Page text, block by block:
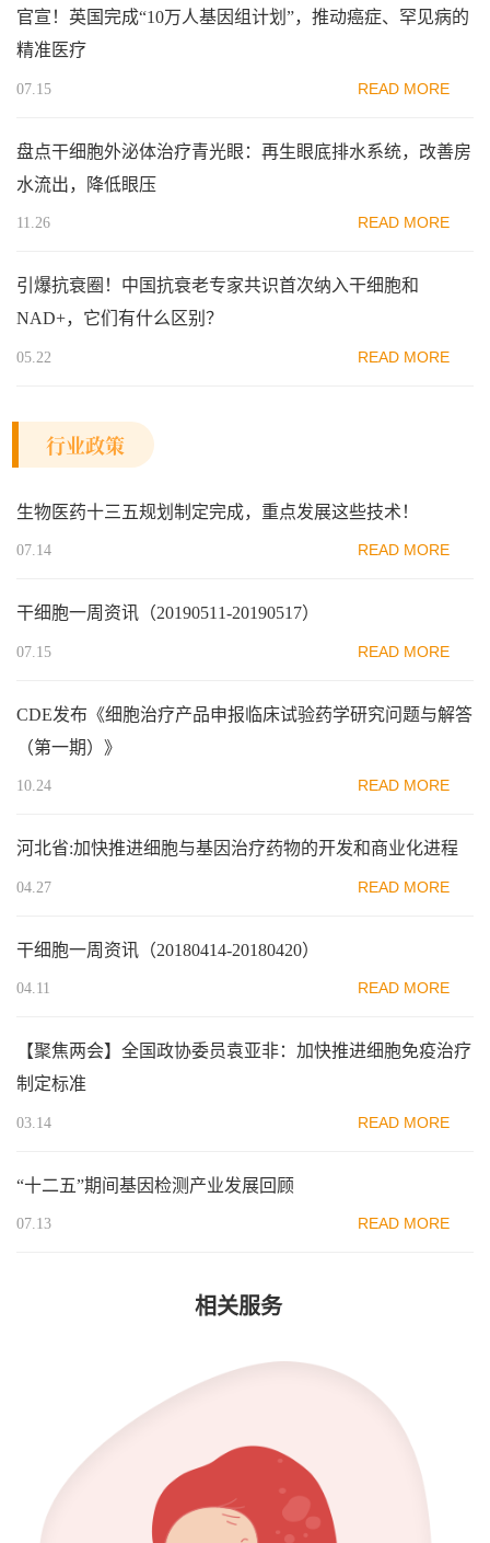
官宣！英国完成“10万人基因组计划”，推动癌症、罕见病的
精准医疗
07.15 READ MORE
盘点干细胞外泌体治疗青光眼：再生眼底排水系统，改善房
水流出，降低眼压
11.26 READ MORE
引爆抗衰圈！中国抗衰老专家共识首次纳入干细胞和
NAD+，它们有什么区别？
05.22 READ MORE
行业政策
生物医药十三五规划制定完成，重点发展这些技术！
07.14 READ MORE
干细胞一周资讯（20190511-20190517）
07.15 READ MORE
CDE发布《细胞治疗产品申报临床试验药学研究问题与解答
（第一期）》
10.24 READ MORE
河北省:加快推进细胞与基因治疗药物的开发和商业化进程
04.27 READ MORE
干细胞一周资讯（20180414-20180420）
04.11 READ MORE
【聚焦两会】全国政协委员袁亚非：加快推进细胞免疫治疗
制定标准
03.14 READ MORE
“十二五”期间基因检测产业发展回顾
07.13 READ MORE
相关服务